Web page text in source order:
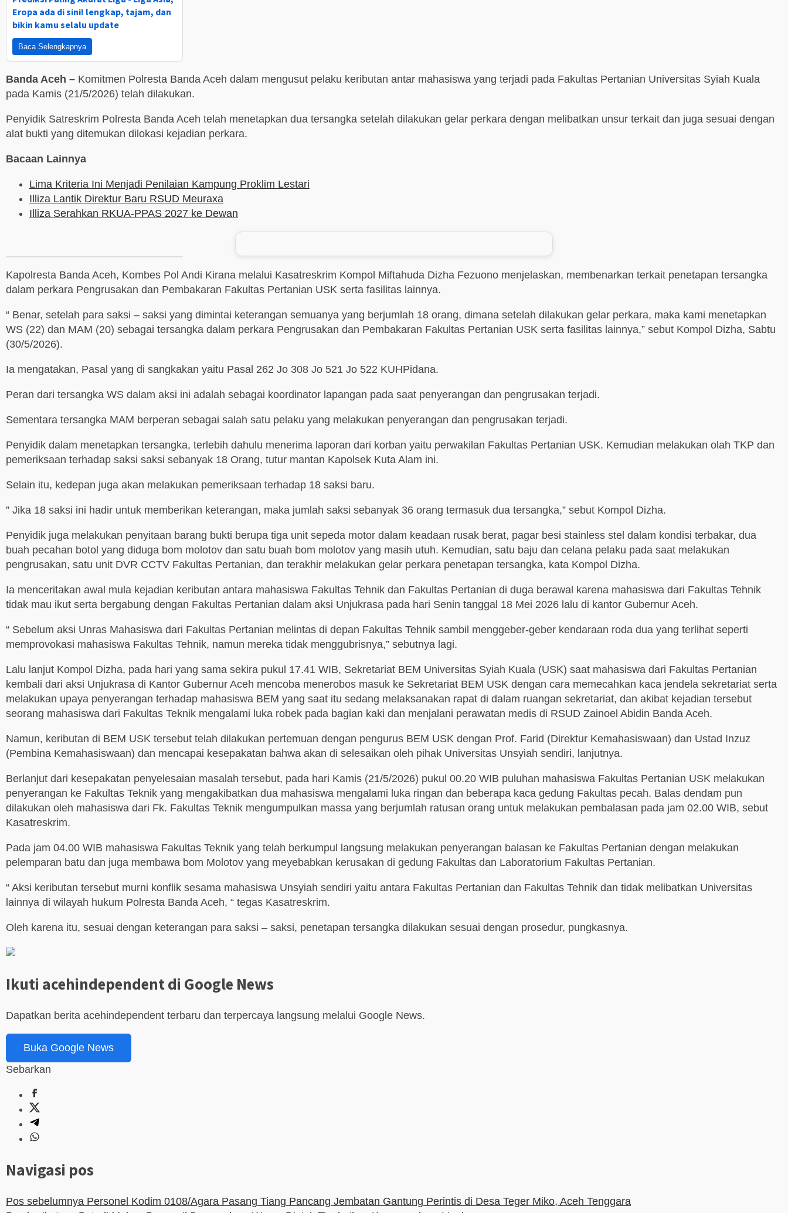
Eropa ada di sini! lengkap, tajam, dan
bikin kamu selalu update
Baca Selengkapnya
Banda Aceh – Komitmen Polresta Banda Aceh dalam mengusut pelaku keributan antar mahasiswa yang terjadi pada Fakultas Pertanian Universitas Syiah Kuala
pada Kamis (21/5/2026) telah dilakukan.
Penyidik Satreskrim Polresta Banda Aceh telah menetapkan dua tersangka setelah dilakukan gelar perkara dengan melibatkan unsur terkait dan juga sesuai dengan
alat bukti yang ditemukan dilokasi kejadian perkara.
Bacaan Lainnya
Lima Kriteria Ini Menjadi Penilaian Kampung Proklim Lestari
Illiza Lantik Direktur Baru RSUD Meuraxa
Illiza Serahkan RKUA-PPAS 2027 ke Dewan
Kapolresta Banda Aceh, Kombes Pol Andi Kirana melalui Kasatreskrim Kompol Miftahuda Dizha Fezuono menjelaskan, membenarkan terkait penetapan tersangka
dalam perkara Pengrusakan dan Pembakaran Fakultas Pertanian USK serta fasilitas lainnya.
“ Benar, setelah para saksi – saksi yang dimintai keterangan semuanya yang berjumlah 18 orang, dimana setelah dilakukan gelar perkara, maka kami menetapkan
WS (22) dan MAM (20) sebagai tersangka dalam perkara Pengrusakan dan Pembakaran Fakultas Pertanian USK serta fasilitas lainnya,” sebut Kompol Dizha, Sabtu
(30/5/2026).
Ia mengatakan, Pasal yang di sangkakan yaitu Pasal 262 Jo 308 Jo 521 Jo 522 KUHPidana.
Peran dari tersangka WS dalam aksi ini adalah sebagai koordinator lapangan pada saat penyerangan dan pengrusakan terjadi.
Sementara tersangka MAM berperan sebagai salah satu pelaku yang melakukan penyerangan dan pengrusakan terjadi.
Penyidik dalam menetapkan tersangka, terlebih dahulu menerima laporan dari korban yaitu perwakilan Fakultas Pertanian USK. Kemudian melakukan olah TKP dan
pemeriksaan terhadap saksi saksi sebanyak 18 Orang, tutur mantan Kapolsek Kuta Alam ini.
Selain itu, kedepan juga akan melakukan pemeriksaan terhadap 18 saksi baru.
” Jika 18 saksi ini hadir untuk memberikan keterangan, maka jumlah saksi sebanyak 36 orang termasuk dua tersangka,” sebut Kompol Dizha.
Penyidik juga melakukan penyitaan barang bukti berupa tiga unit sepeda motor dalam keadaan rusak berat, pagar besi stainless stel dalam kondisi terbakar, dua
buah pecahan botol yang diduga bom molotov dan satu buah bom molotov yang masih utuh. Kemudian, satu baju dan celana pelaku pada saat melakukan
pengrusakan, satu unit DVR CCTV Fakultas Pertanian, dan terakhir melakukan gelar perkara penetapan tersangka, kata Kompol Dizha.
Ia menceritakan awal mula kejadian keributan antara mahasiswa Fakultas Tehnik dan Fakultas Pertanian di duga berawal karena mahasiswa dari Fakultas Tehnik
tidak mau ikut serta bergabung dengan Fakultas Pertanian dalam aksi Unjukrasa pada hari Senin tanggal 18 Mei 2026 lalu di kantor Gubernur Aceh.
“ Sebelum aksi Unras Mahasiswa dari Fakultas Pertanian melintas di depan Fakultas Tehnik sambil menggeber-geber kendaraan roda dua yang terlihat seperti
memprovokasi mahasiswa Fakultas Tehnik, namun mereka tidak menggubrisnya,” sebutnya lagi.
Lalu lanjut Kompol Dizha, pada hari yang sama sekira pukul 17.41 WIB, Sekretariat BEM Universitas Syiah Kuala (USK) saat mahasiswa dari Fakultas Pertanian
kembali dari aksi Unjukrasa di Kantor Gubernur Aceh mencoba menerobos masuk ke Sekretariat BEM USK dengan cara memecahkan kaca jendela sekretariat serta
melakukan upaya penyerangan terhadap mahasiswa BEM yang saat itu sedang melaksanakan rapat di dalam ruangan sekretariat, dan akibat kejadian tersebut
seorang mahasiswa dari Fakultas Teknik mengalami luka robek pada bagian kaki dan menjalani perawatan medis di RSUD Zainoel Abidin Banda Aceh.
Namun, keributan di BEM USK tersebut telah dilakukan pertemuan dengan pengurus BEM USK dengan Prof. Farid (Direktur Kemahasiswaan) dan Ustad Inzuz
(Pembina Kemahasiswaan) dan mencapai kesepakatan bahwa akan di selesaikan oleh pihak Universitas Unsyiah sendiri, lanjutnya.
Berlanjut dari kesepakatan penyelesaian masalah tersebut, pada hari Kamis (21/5/2026) pukul 00.20 WIB puluhan mahasiswa Fakultas Pertanian USK melakukan
penyerangan ke Fakultas Teknik yang mengakibatkan dua mahasiswa mengalami luka ringan dan beberapa kaca gedung Fakultas pecah. Balas dendam pun
dilakukan oleh mahasiswa dari Fk. Fakultas Teknik mengumpulkan massa yang berjumlah ratusan orang untuk melakukan pembalasan pada jam 02.00 WIB, sebut
Kasatreskrim.
Pada jam 04.00 WIB mahasiswa Fakultas Teknik yang telah berkumpul langsung melakukan penyerangan balasan ke Fakultas Pertanian dengan melakukan
pelemparan batu dan juga membawa bom Molotov yang meyebabkan kerusakan di gedung Fakultas dan Laboratorium Fakultas Pertanian.
“ Aksi keributan tersebut murni konflik sesama mahasiswa Unsyiah sendiri yaitu antara Fakultas Pertanian dan Fakultas Tehnik dan tidak melibatkan Universitas
lainnya di wilayah hukum Polresta Banda Aceh, “ tegas Kasatreskrim.
Oleh karena itu, sesuai dengan keterangan para saksi – saksi, penetapan tersangka dilakukan sesuai dengan prosedur, pungkasnya.
Ikuti acehindependent di Google News
Dapatkan berita acehindependent terbaru dan terpercaya langsung melalui Google News.
Buka Google News
Sebarkan
Navigasi pos
Pos sebelumnya Personel Kodim 0108/Agara Pasang Tiang Pancang Jembatan Gantung Perintis di Desa Teger Miko, Aceh Tenggara